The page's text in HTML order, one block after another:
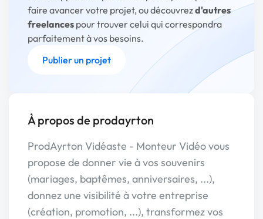
faire avancer votre projet, ou découvrezd'autres
freelances pour trouver celui qui correspondra
parfaitement à vos besoins.
Publier un projet
À propos de prodayrton
ProdAyrton Vidéaste - Monteur Vidéo vous
propose de donner vie à vos souvenirs
(mariages, baptêmes, anniversaires, ...),
donnez une visibilité à votre entreprise
(création, promotion, ...), transformez vos